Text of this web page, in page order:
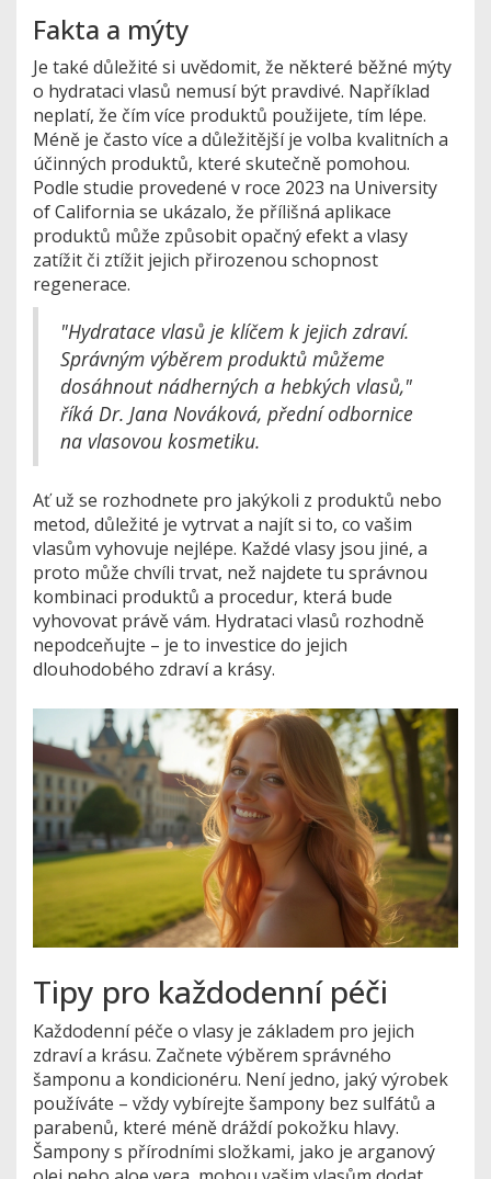
Fakta a mýty
Je také důležité si uvědomit, že některé běžné mýty
o hydrataci vlasů nemusí být pravdivé. Například
neplatí, že čím více produktů použijete, tím lépe.
Méně je často více a důležitější je volba kvalitních a
účinných produktů, které skutečně pomohou.
Podle studie provedené v roce 2023 na University
of California se ukázalo, že přílišná aplikace
produktů může způsobit opačný efekt a vlasy
zatížit či ztížit jejich přirozenou schopnost
regenerace.
"Hydratace vlasů je klíčem k jejich zdraví.
Správným výběrem produktů můžeme
dosáhnout nádherných a hebkých vlasů,"
říká Dr. Jana Nováková, přední odbornice
na vlasovou kosmetiku.
Ať už se rozhodnete pro jakýkoli z produktů nebo
metod, důležité je vytrvat a najít si to, co vašim
vlasům vyhovuje nejlépe. Každé vlasy jsou jiné, a
proto může chvíli trvat, než najdete tu správnou
kombinaci produktů a procedur, která bude
vyhovovat právě vám. Hydrataci vlasů rozhodně
nepodceňujte – je to investice do jejich
dlouhodobého zdraví a krásy.
Tipy pro každodenní péči
Každodenní péče o vlasy je základem pro jejich
zdraví a krásu. Začnete výběrem správného
šamponu a kondicionéru. Není jedno, jaký výrobek
používáte – vždy vybírejte šampony bez sulfátů a
parabenů, které méně dráždí pokožku hlavy.
Šampony s přírodními složkami, jako je arganový